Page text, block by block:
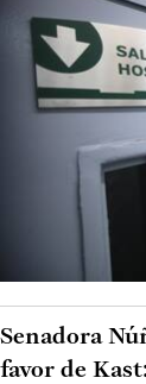
Senadora
favor de